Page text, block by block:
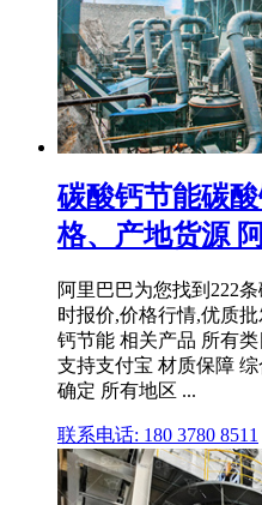
碳酸钙节能碳
格、产地货源
阿里巴巴为您找到222
时报价,价格行情,优质
钙节能 相关产品 所有
支持支付宝 材质保障
确定 所有地区 ...
联系电话: 180 3780 8511